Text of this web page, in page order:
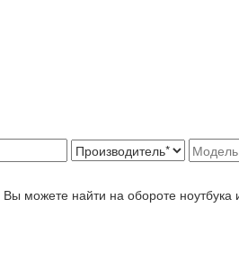
можете найти на обороте ноутбука